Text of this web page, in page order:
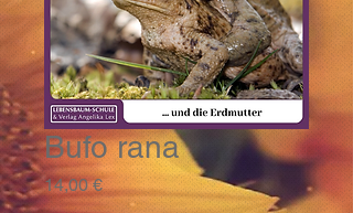
Bufo rana
14,00 €Preis